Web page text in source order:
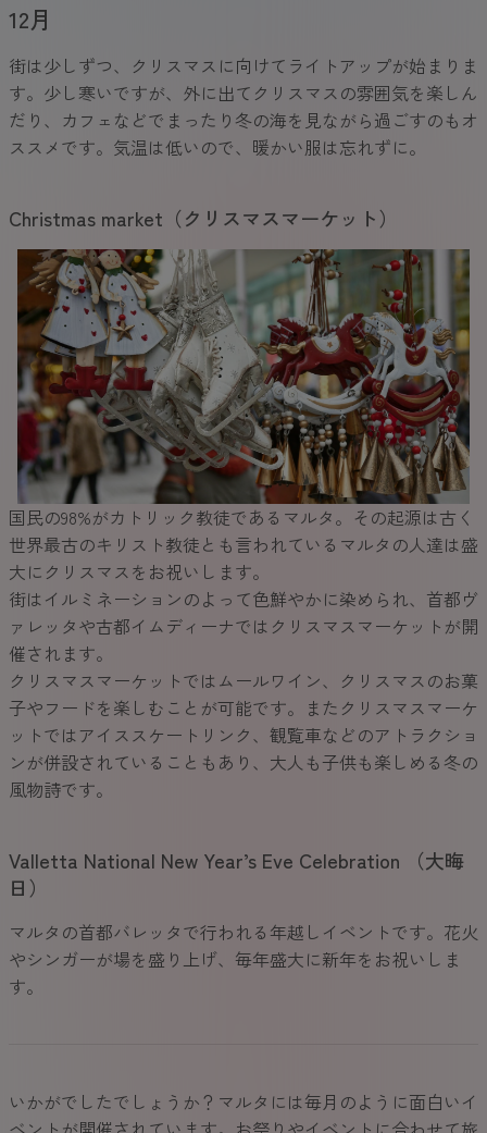
12月
街は少しずつ、クリスマスに向けてライトアップが始まりま
す。少し寒いですが、外に出てクリスマスの雰囲気を楽しん
だり、カフェなどでまったり冬の海を見ながら過ごすのもオ
ススメです。気温は低いので、暖かい服は忘れずに。
Christmas market（クリスマスマーケット）
国民の98%がカトリック教徒であるマルタ。その起源は古く
世界最古のキリスト教徒とも言われているマルタの人達は盛
大にクリスマスをお祝いします。
街はイルミネーションのよって色鮮やかに染められ、首都ヴ
ァレッタや古都イムディーナではクリスマスマーケットが開
催されます。
クリスマスマーケットではムールワイン、クリスマスのお菓
子やフードを楽しむことが可能です。またクリスマスマーケ
ットではアイススケートリンク、観覧車などのアトラクショ
ンが併設されていることもあり、大人も子供も楽しめる冬の
風物詩です。
Valletta National New Year’s Eve Celebration （大晦
日）
マルタの首都バレッタで行われる年越しイベントです。花火
やシンガーが場を盛り上げ、毎年盛大に新年をお祝いしま
す。
いかがでしたでしょうか？マルタには毎月のように面白いイ